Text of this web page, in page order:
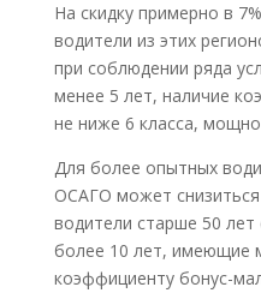
На скидку примерно в
водители из этих
при соблюдении ряда
менее 5 лет, наличие
не ниже 6 класса,
Для более опытных
ОСАГО может
водители старше 50
более 10 лет, имеющие
коэффициенту бонус-